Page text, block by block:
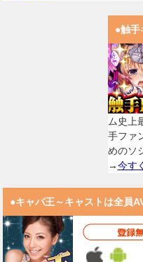
●触手
ム史上
手ファ
めのソ
→今す
●キャバ王～キャストは全員